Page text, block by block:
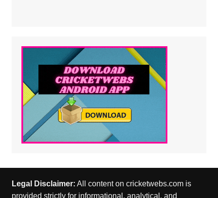
Legal Disclaimer: All content on cricketwebs.com is
provided strictly for informational, analytical, and